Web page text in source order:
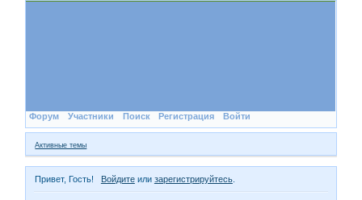
Форум Участники Поиск Регистрация Войти
Активные темы
Привет, Гость! Войдитеили зарегистрируйтесь.